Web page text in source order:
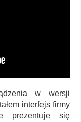
w wersji
interfejs firmy
prezentuje się